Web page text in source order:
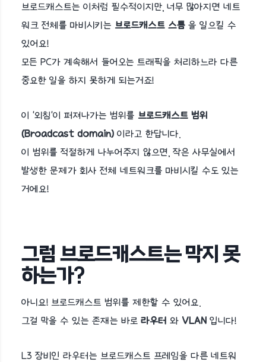
브로드캐스트는 이처럼 필수적이지만, 너무 많아지면 네트
워크 전체를 마비시키는 브로드캐스트 스톰 을 일으킬 수
있어요!
모든 PC가 계속해서 들어오는 트래픽을 처리하느라 다른
중요한 일을 하지 못하게 되는거죠!
이 '외침'이 퍼져나가는 범위를 브로드캐스트 범위
(Broadcast domain) 이라고 한답니다.
이 범위를 적절하게 나누어주지 않으면, 작은 사무실에서
발생한 문제가 회사 전체 네트워크를 마비시킬 수도 있는
거에요!
그럼 브로드캐스트는 막지 못
하는가?
아니요! 브로드캐스트 범위를 제한할 수 있어요.
그걸 막을 수 있는 존재는 바로 라우터 와 VLAN 입니다!
L3 장비인 라우터는 브로드캐스트 프레임을 다른 네트워